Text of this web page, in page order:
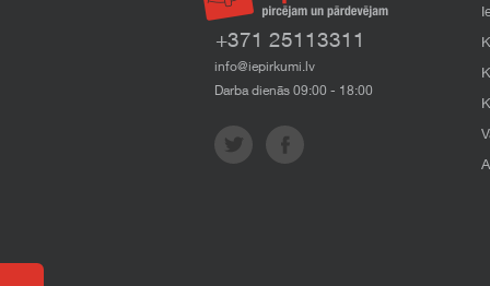
+371 25113311
info@iepirkumi.lv
Darba dienās 09:00 - 18:00